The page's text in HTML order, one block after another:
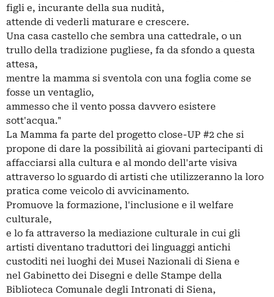
figli e, incurante della sua nudità,
attende di vederli maturare e crescere.
Una casa castello che sembra una cattedrale, o un
trullo della tradizione pugliese, fa da sfondo a questa
attesa,
mentre la mamma si sventola con una foglia come se
fosse un ventaglio,
ammesso che il vento possa davvero esistere
sott'acqua."
La Mamma fa parte del progetto close-UP #2 che si
propone di dare la possibilità ai giovani partecipanti di
affacciarsi alla cultura e al mondo dell'arte visiva
attraverso lo sguardo di artisti che utilizzeranno la loro
pratica come veicolo di avvicinamento.
Promuove la formazione, l'inclusione e il welfare
culturale,
e lo fa attraverso la mediazione culturale in cui gli
artisti diventano traduttori dei linguaggi antichi
custoditi nei luoghi dei Musei Nazionali di Siena e
nel Gabinetto dei Disegni e delle Stampe della
Biblioteca Comunale degli Intronati di Siena,